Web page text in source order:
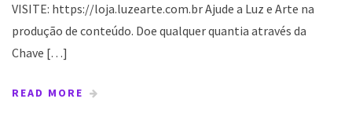
VISITE: https://loja.luzearte.com.br Ajude a Luz e Arte na
produção de conteúdo. Doe qualquer quantia através da
Chave […]
READ MORE